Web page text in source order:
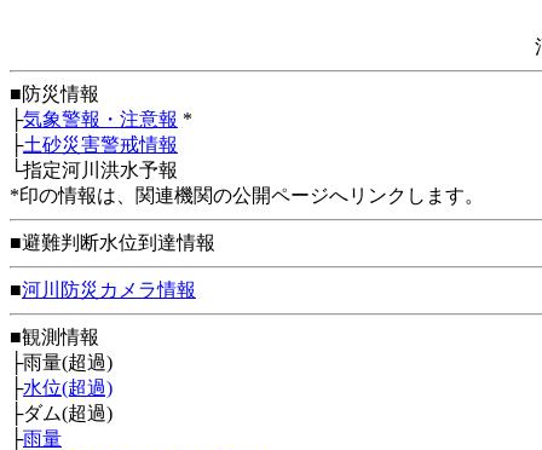
■防災情報
├気象警報・注意報 *
├土砂災害警戒情報
└指定河川洪水予報
*印の情報は、関連機関の公開ページへリンクします。
■避難判断水位到達情報
■河川防災カメラ情報
■観測情報
├雨量(超過)
├水位(超過)
├ダム(超過)
├雨量